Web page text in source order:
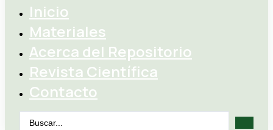
Inicio
Materiales
Acerca del Repositorio
Revista Científica
Contacto